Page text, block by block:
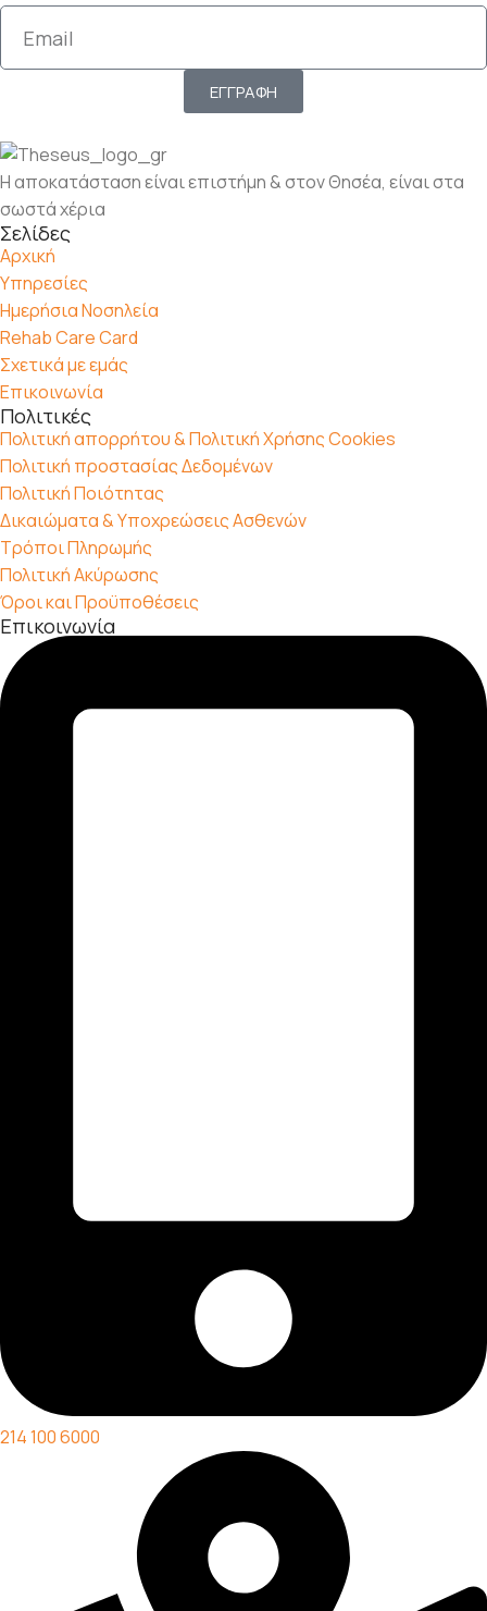
ΕΓΓΡΑΦΗ
Η αποκατάσταση είναι επιστήμη & στον Θησέα, είναι στα
σωστά χέρια
Σελίδες
Αρχική
Υπηρεσίες
Ημερήσια Νοσηλεία
Rehab Care Card
Σχετικά με εμάς
Επικοινωνία
Πολιτικές
Πολιτική απορρήτου & Πολιτική Χρήσης Cookies
Πολιτική προστασίας Δεδομένων
Πολιτική Ποιότητας
Δικαιώματα & Υποχρεώσεις Ασθενών
Τρόποι Πληρωμής
Πολιτική Ακύρωσης
Όροι και Προϋποθέσεις
Επικοινωνία
214 100 6000